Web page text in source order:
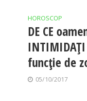
HOROSCOP
DE CE
funcție de
05/10/2017